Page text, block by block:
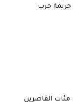
جريمة حرب
مئات القاصرين